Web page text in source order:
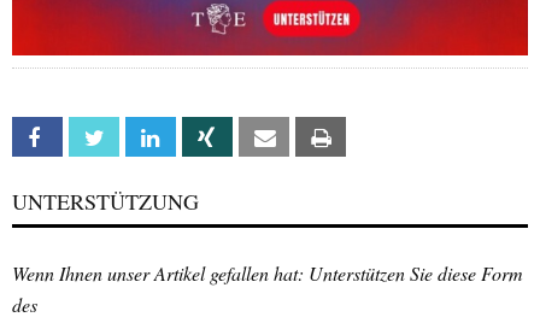
Facebook Twitter Linkedin Xing Email
UNTERSTÜTZUNG
Wenn Ihnen unser Artikel gefallen hat: Unterstützen Sie diese Form
des